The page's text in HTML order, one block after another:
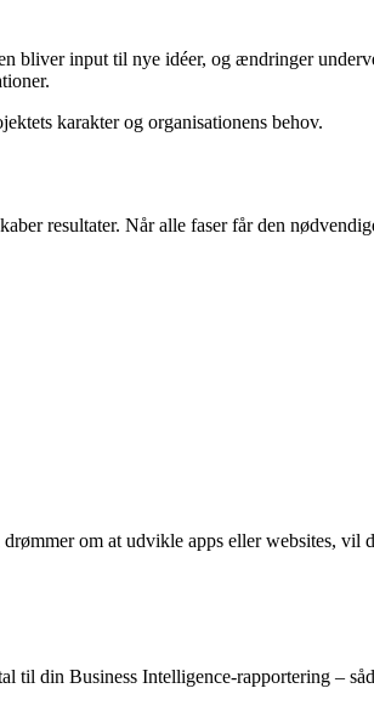
bliver input til nye idéer, og ændringer
karakter og organisationens behov.
resultater. Når alle faser får den
om at udvikle apps eller websites, vil
til din Business Intelligence-rapportering –